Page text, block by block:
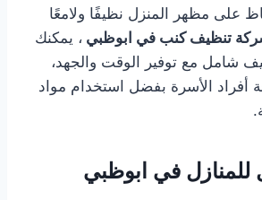
على مظهر المنزل نظيفًا ولامعًا
تنظيف كنب في ابوظبي ، يمكنك
شامل مع توفير الوقت والجهد،
الأسرة بفضل استخدام مواد
في ابوظبي